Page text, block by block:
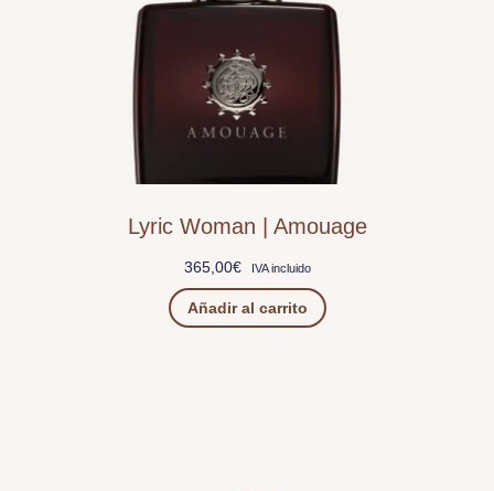
Lyric Woman | Amouage
365,00€ IVA incluido
Añadir al carrito